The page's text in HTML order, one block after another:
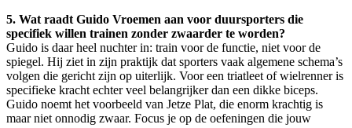
5. Wat raadt Guido Vroemen aan voor duursporters die
specifiek willen trainen zonder zwaarder te worden?
Guido is daar heel nuchter in: train voor de functie, niet voor de
spiegel. Hij ziet in zijn praktijk dat sporters vaak algemene schema’s
volgen die gericht zijn op uiterlijk. Voor een triatleet of wielrenner is
specifieke kracht echter veel belangrijker dan een dikke biceps.
Guido noemt het voorbeeld van Jetze Plat, die enorm krachtig is
maar niet onnodig zwaar. Focus je op de oefeningen die jouw